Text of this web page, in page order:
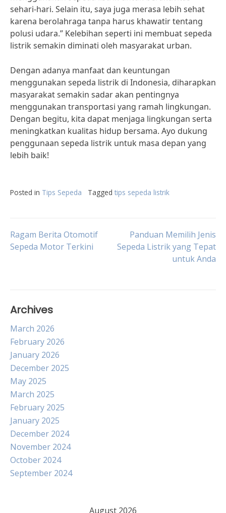
sehari-hari. Selain itu, saya juga merasa lebih sehat
karena berolahraga tanpa harus khawatir tentang
polusi udara.” Kelebihan seperti ini membuat sepeda
listrik semakin diminati oleh masyarakat urban.
Dengan adanya manfaat dan keuntungan
menggunakan sepeda listrik di Indonesia, diharapkan
masyarakat semakin sadar akan pentingnya
menggunakan transportasi yang ramah lingkungan.
Dengan begitu, kita dapat menjaga lingkungan serta
meningkatkan kualitas hidup bersama. Ayo dukung
penggunaan sepeda listrik untuk masa depan yang
lebih baik!
Posted in Tips Sepeda Tagged tips sepeda listrik
Post
Ragam Berita Otomotif
Sepeda Motor Terkini
Panduan Memilih Jenis
Sepeda Listrik yang Tepat
untuk Anda
Archives
March 2026
February 2026
January 2026
December 2025
May 2025
March 2025
February 2025
January 2025
December 2024
November 2024
October 2024
September 2024
August 2026